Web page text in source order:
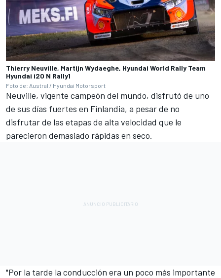
Thierry Neuville, Martijn Wydaeghe, Hyundai World Rally Team
Hyundai i20 N Rally1
Foto de: Austral / Hyundai Motorsport
Neuville, vigente campeón del mundo, disfrutó de uno
de sus días fuertes en Finlandia, a pesar de no
disfrutar de las etapas de alta velocidad que le
parecieron demasiado rápidas en seco.
"Por la tarde la conducción era un poco más importante